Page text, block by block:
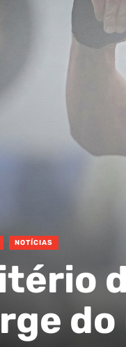
NOTÍCIAS